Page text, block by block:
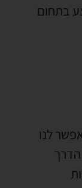
בתחום
לנו